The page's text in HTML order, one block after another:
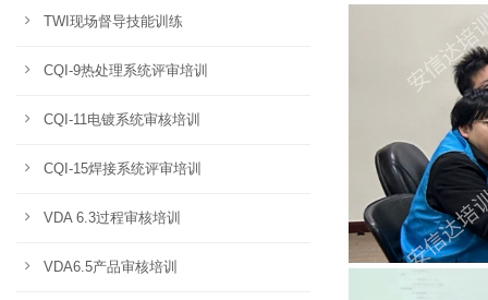
TWI现场督导技能训练
CQI-9热处理系统评审培训
CQI-11电镀系统审核培训
CQI-15焊接系统评审培训
VDA 6.3过程审核培训
VDA6.5产品审核培训